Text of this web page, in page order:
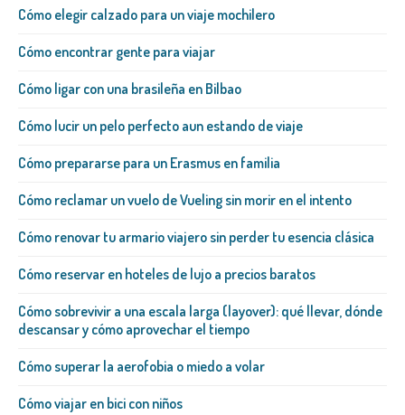
Cómo elegir calzado para un viaje mochilero
Cómo encontrar gente para viajar
Cómo ligar con una brasileña​ en Bilbao
Cómo lucir un pelo perfecto aun estando de viaje
Cómo prepararse para un Erasmus en familia
Cómo reclamar un vuelo de Vueling sin morir en el intento
Cómo renovar tu armario viajero sin perder tu esencia clásica
Cómo reservar en hoteles de lujo a precios baratos
Cómo sobrevivir a una escala larga (layover): qué llevar, dónde
descansar y cómo aprovechar el tiempo
Cómo superar la aerofobia o miedo a volar
Cómo viajar en bici con niños